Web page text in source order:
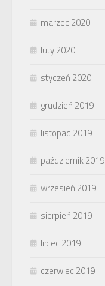
marzec 2020
luty 2020
styczeń 2020
grudzień 2019
listopad 2019
październik 2019
wrzesień 2019
sierpień 2019
lipiec 2019
czerwiec 2019